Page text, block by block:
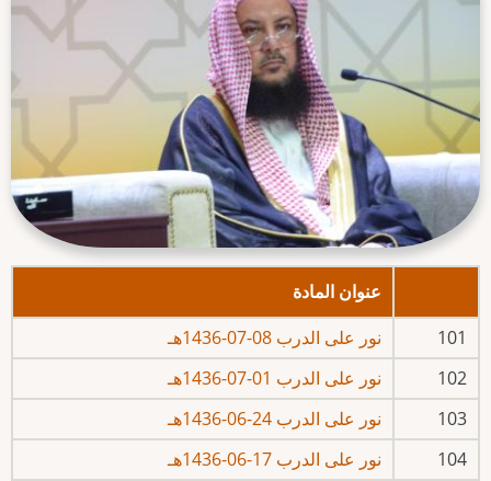
عنوان المادة
101
نور على الدرب 08-07-1436هـ
102
نور على الدرب 01-07-1436هـ
103
نور على الدرب 24-06-1436هـ
104
نور على الدرب 17-06-1436هـ